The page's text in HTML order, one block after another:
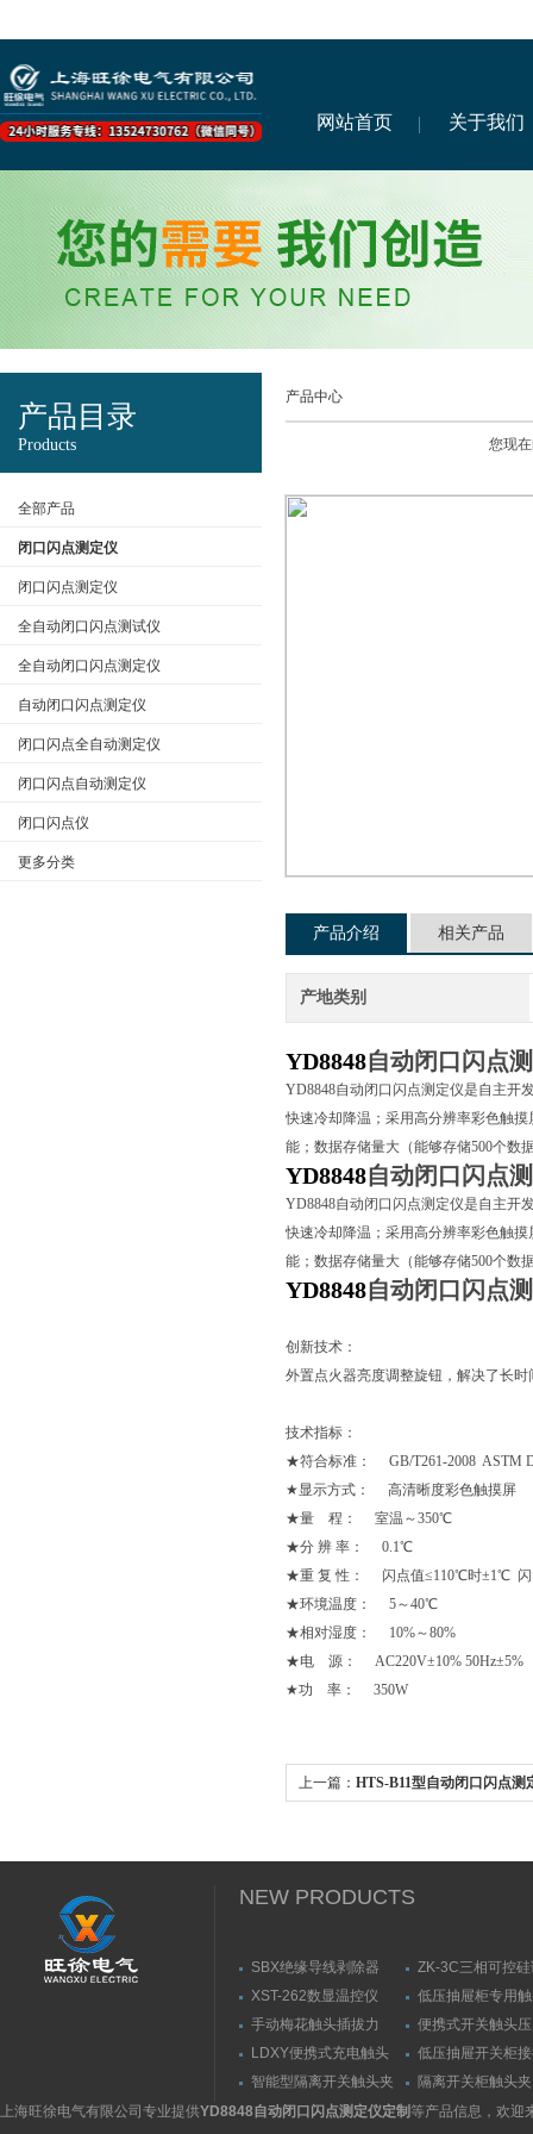
网站首页 关于我们
产品目录
Products
全部产品
闭口闪点测定仪
闭口闪点测定仪
全自动闭口闪点测试仪
全自动闭口闪点测定仪
自动闭口闪点测定仪
闭口闪点全自动测定仪
闭口闪点自动测定仪
闭口闪点仪
更多分类
产品中心
您现
产品介绍 相关产品
产地类别
YD8848自动闭口闪点
YD8848自动闭口闪点测定仪是自主开
快速冷却降温；采用高分辨率彩色触
能；数据存储量大（能够存储500个数
YD8848自动闭口闪点
YD8848自动闭口闪点测定仪是自主开
快速冷却降温；采用高分辨率彩色触
能；数据存储量大（能够存储500个数
YD8848自动闭口闪点
创新技术：
外置点火器亮度调整旋钮，解决了长
技术指标：
★符合标准： GB/T261-2008 ASTM
★显示方式： 高清晰度彩色触摸屏
★量 程： 室温～350℃
★分 辨 率： 0.1℃
★重 复 性： 闪点值≤110℃时±1℃ 闪
★环境温度： 5～40℃
★相对湿度： 10%～80%
★电 源： AC220V±10% 50Hz±5%
★功 率： 350W
上一篇： HTS-B11型自动闭口闪点测
NEW PRODUCTS
SBX绝缘导线剥除器
ZK-3C三相可控
触发器
XST-262数显温控仪
低压抽屉柜专用
力测量仪套装
手动梅花触头插拔力
（推拉力）测量仪
便携式开关触头
（夹紧力）测量仪
LDXY便携式充电触头
（指）夹紧力测量仪
低压抽屉开关柜
触头（夹紧力）
智能型隔离开关触头夹
紧力测试仪
隔离开关柜触头
测试仪/精度传感
上海旺徐电气有限公司专业提供YD8848自动闭口闪点测定仪定制 等产品信息，欢迎